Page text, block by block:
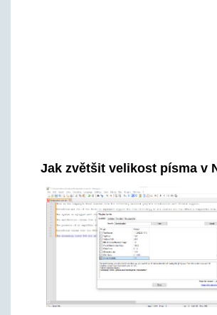
Jak zvětšit velikost písma v